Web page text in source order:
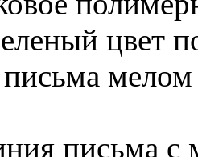
цвет
письма